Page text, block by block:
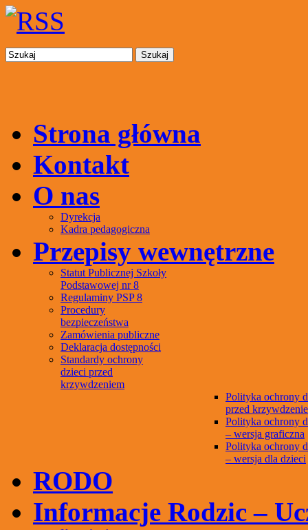
Szukaj
Strona główna
Kontakt
O nas
Dyrekcja
Kadra pedagogiczna
Przepisy wewnętrzne
Statut Publicznej Szkoły
Podstawowej nr 8
Regulaminy PSP 8
Procedury
bezpieczeństwa
Zamówienia publiczne
Deklaracja dostępności
Standardy ochrony
dzieci przed
krzywdzeniem
Polityka ochrony
przed
Polityka ochrony
– wersja graficzna
Polityka ochrony
– wersja dla dzieci
RODO
Informacje Rodzic –